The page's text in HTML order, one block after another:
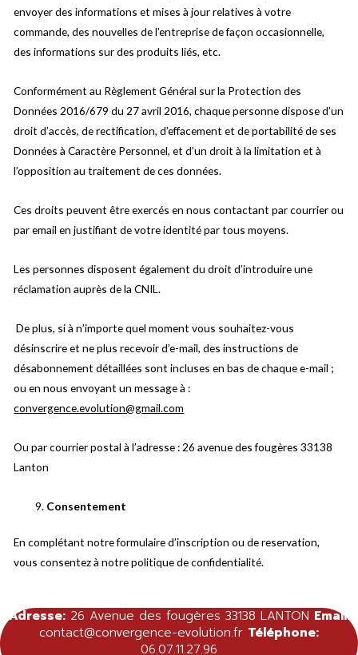
envoyer des informations et mises à jour relatives à votre
commande, des nouvelles de l’entreprise de façon occasionnelle,
des informations sur des produits liés, etc.
Conformément au Règlement Général sur la Protection des
Données 2016/679 du 27 avril 2016, chaque personne dispose d’un
droit d’accès, de rectification, d’effacement et de portabilité de ses
Données à Caractère Personnel, et d’un droit à la limitation et à
l’opposition au traitement de ces données.
Ces droits peuvent être exercés en nous contactant par courrier ou
par email en justifiant de votre identité par tous moyens.
Les personnes disposent également du droit d’introduire une
réclamation auprès de la CNIL.
De plus, si à n’importe quel moment vous souhaitez-vous
désinscrire et ne plus recevoir d’e-mail, des instructions de
désabonnement détaillées sont incluses en bas de chaque e-mail ;
ou en nous envoyant un message à :
convergence.evolution@gmail.com
Ou par courrier postal à l’adresse : 26 avenue des fougères 33138
Lanton
Consentement
En complétant notre formulaire d’inscription ou de reservation,
vous consentez à notre politique de confidentialité.
Adresse:26 Avenue des fougères 33138 LANTON Email:
contact@convergence-evolution.fr Téléphone:
06.07.11.27.96